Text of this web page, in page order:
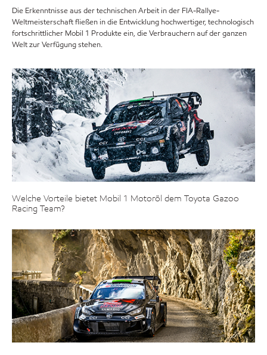
Die Erkenntnisse aus der technischen Arbeit in der FIA-Rallye-
Weltmeisterschaft fließen in die Entwicklung hochwertiger, technologisch
fortschrittlicher Mobil 1 Produkte ein, die Verbrauchern auf der ganzen
Welt zur Verfügung stehen.
Welche Vorteile bietet Mobil 1 Motoröl dem Toyota Gazoo
Racing Team?